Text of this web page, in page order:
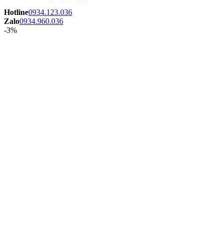
Hotline0934.123.036
Zalo0934.960.036
-3%